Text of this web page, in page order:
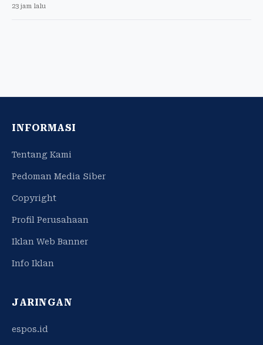
23 jam lalu
INFORMASI
Tentang Kami
Pedoman Media Siber
Copyright
Profil Perusahaan
Iklan Web Banner
Info Iklan
JARINGAN
espos.id